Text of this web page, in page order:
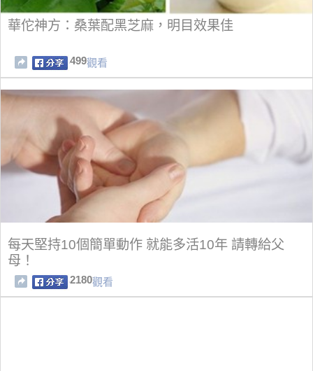
華佗神方：桑葉配黑芝麻，明目效果佳
499觀看
每天堅持10個簡單動作 就能多活10年 請轉給父
母！
2180觀看